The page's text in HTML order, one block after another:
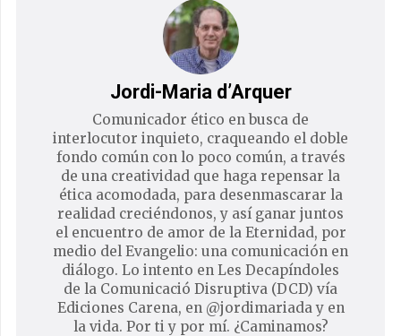
Jordi-Maria d’Arquer
Comunicador ético en busca de
interlocutor inquieto, craqueando el doble
fondo común con lo poco común, a través
de una creatividad que haga repensar la
ética acomodada, para desenmascarar la
realidad creciéndonos, y así ganar juntos
el encuentro de amor de la Eternidad, por
medio del Evangelio: una comunicación en
diálogo. Lo intento en Les Decapíndoles
de la Comunicació Disruptiva (DCD) vía
Ediciones Carena, en @jordimariada y en
la vida. Por ti y por mí. ¿Caminamos?